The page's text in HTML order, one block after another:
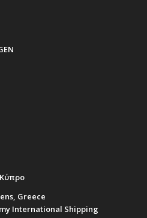
Greece
International Shipping